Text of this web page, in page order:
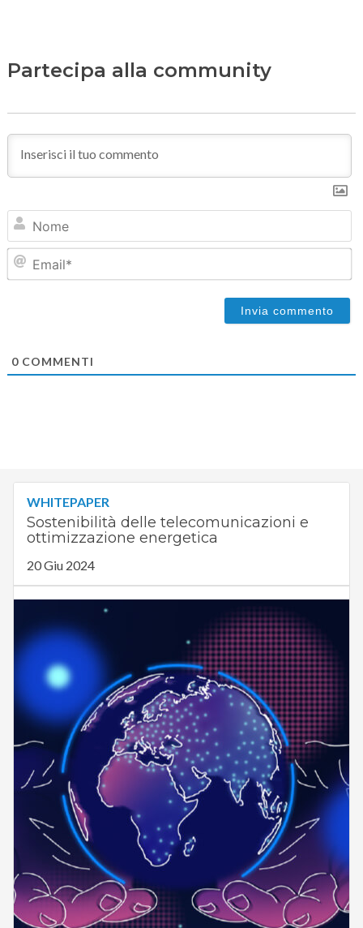
Partecipa alla community
0COMMENTI
WHITEPAPER
Sostenibilità delle telecomunicazioni e
ottimizzazione energetica
20 Giu 2024